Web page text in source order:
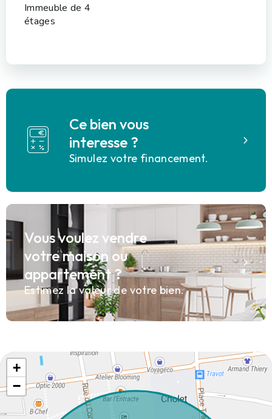
Immeuble de 4
étages
Ce bien vous
interesse ?
Simulez votre financement.
Vous voulez vendre
votre maison ou
appartement ?
Estimez la valeur de votre bien.
+
−